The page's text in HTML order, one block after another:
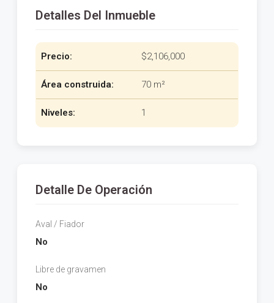
Detalles Del Inmueble
Precio: $2,106,000
Área construida: 70 m²
Niveles: 1
Detalle De Operación
Aval / Fiador
No
Libre de gravamen
No